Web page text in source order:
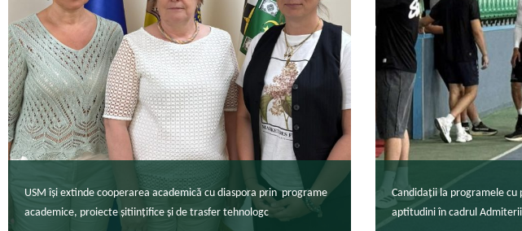
USM își extinde cooperarea academică cu diaspora prin programe
academice, proiecte șitiințifice și de trasfer tehnologc
Candidații la programele cu
aptitudini în cadrul